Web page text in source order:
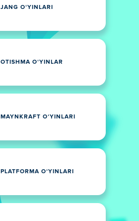
JANG OʻYINLARI
OTISHMA OʻYINLAR
MAYNKRAFT OʻYINLARI
PLATFORMA OʻYINLARI